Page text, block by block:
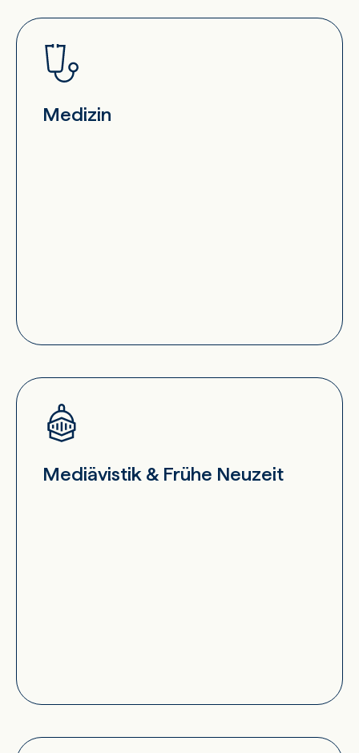
Medizin
Mediävistik & Frühe Neuzeit